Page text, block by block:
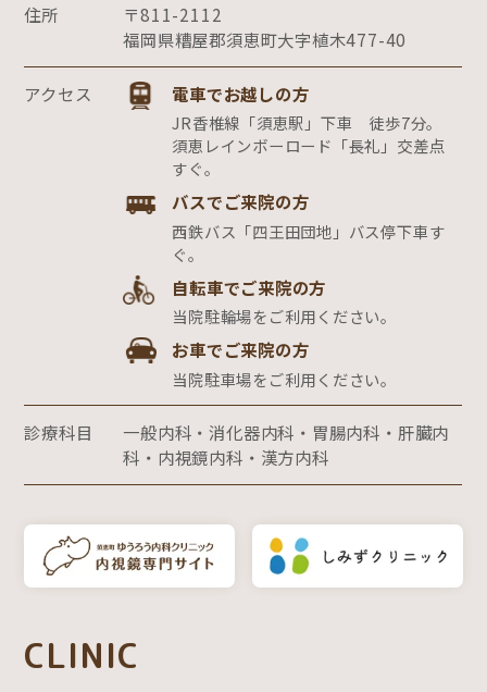
住所
〒811-2112
福岡県糟屋郡須恵町大字植木477-40
アクセス 電車でお越しの方
JR香椎線「須恵駅」下車 徒歩7分。
須恵レインボーロード「長礼」交差点
すぐ。
バスでご来院の方
西鉄バス「四王田団地」バス停下車す
ぐ。
自転車でご来院の方
当院駐輪場をご利用ください。
お車でご来院の方
当院駐車場をご利用ください。
診療科目
一般内科・消化器内科・胃腸内科・肝臓内
科・内視鏡内科・漢方内科
CLINIC